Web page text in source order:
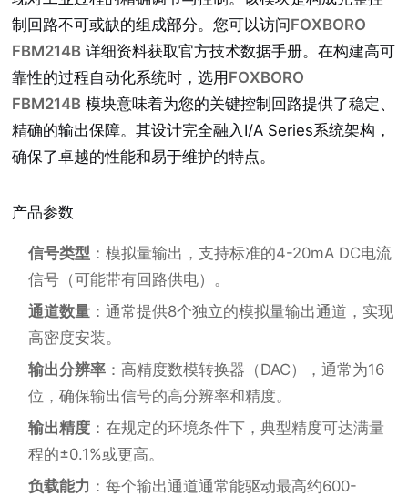
制回路不可或缺的组成部分。您可以访问FOXBORO
FBM214B 详细资料获取官方技术数据手册。在构建高可
靠性的过程自动化系统时，选用 FOXBORO
FBM214B 模块意味着为您的关键控制回路提供了稳定、
精确的输出保障。其设计完全融入I/A Series系统架构，
确保了卓越的性能和易于维护的特点。
产品参数
信号类型 ：模拟量输出，支持标准的4-20mA DC电流
信号（可能带有回路供电）。
通道数量 ：通常提供8个独立的模拟量输出通道，实现
高密度安装。
输出分辨率 ：高精度数模转换器（DAC），通常为16
位，确保输出信号的高分辨率和精度。
输出精度 ：在规定的环境条件下，典型精度可达满量
程的±0.1%或更高。
负载能力 ：每个输出通道通常能驱动最高约600-